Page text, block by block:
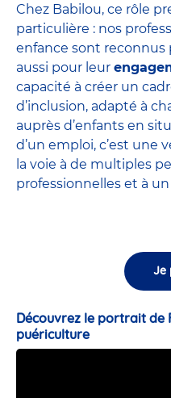
Chez Babilou, ce rôle
particulière : nos
enfance sont reconnus
aussi pour leur
capacité à créer un
d’inclusion, adapté à
auprès d’enfants en
d’un emploi, c’est une
la voie à de multiples
professionnelles et à
Je
Découvrez le portrait de
puériculture